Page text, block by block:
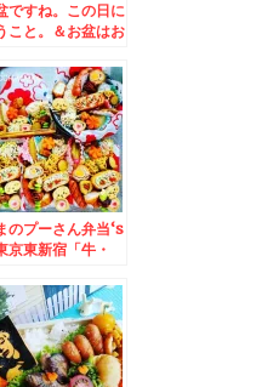
ですね。この日に
こと。＆お盆はお
ルーツアート♪
のプーさん弁当‘s
京東新宿「牛・
商店」さんの牛も
込みも逸品で串物
うますぎる～＾＾